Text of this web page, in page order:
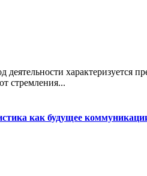
характеризуется
стремления...
как будущее